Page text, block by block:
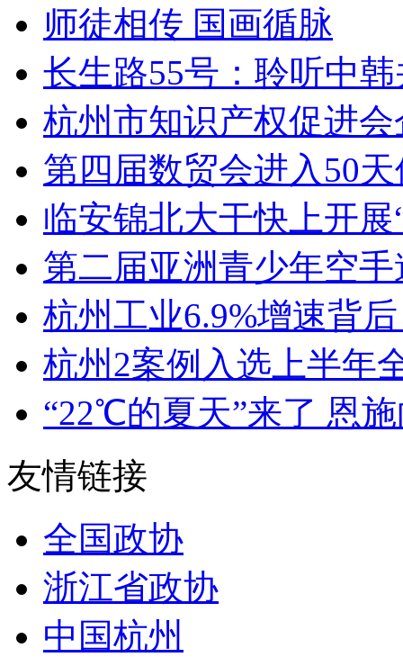
师徒相传 国画循脉
长生路55号：聆听中
杭州市知识产权促进
第四届数贸会进入50
临安锦北大干快上开
第二届亚洲青少年空
杭州工业6.9%增速背
杭州2案例入选上半年
“22℃的夏天”来了 恩
友情链接
全国政协
浙江省政协
中国杭州